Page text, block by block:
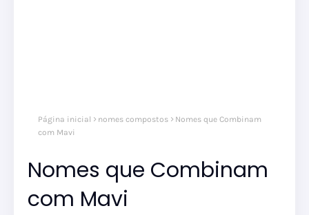
Página inicial nomes compostos
Nomes que Combinam
com Mavi
Nomes que Combinam
com Mavi